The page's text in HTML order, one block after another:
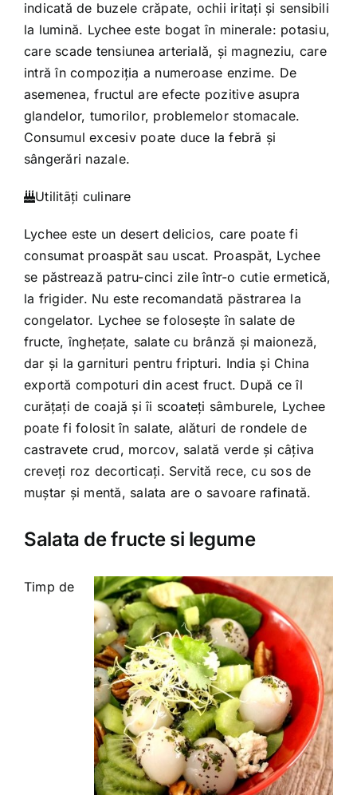
indicată de buzele crăpate, ochii iritaţi şi sensibili
la lumină. Lychee este bogat în minerale: potasiu,
care scade tensiunea arterială, şi magneziu, care
intră în compoziţia a numeroase enzime. De
asemenea, fructul are efecte pozitive asupra
glandelor, tumorilor, problemelor stomacale.
Consumul excesiv poate duce la febră şi
sângerări nazale.
Utilitãţi culinare
Lychee este un desert delicios, care poate fi
consumat proaspăt sau uscat. Proaspăt, Lychee
se păstrează patru-cinci zile într-o cutie ermetică,
la frigider. Nu este recomandată păstrarea la
congelator. Lychee se foloseşte în salate de
fructe, îngheţate, salate cu brânză şi maioneză,
dar şi la garnituri pentru fripturi. India şi China
exportă compoturi din acest fruct. După ce îl
curăţaţi de coajă şi îi scoateţi sâmburele, Lychee
poate fi folosit în salate, alături de rondele de
castravete crud, morcov, salată verde şi câţiva
creveţi roz decorticaţi. Servită rece, cu sos de
muştar şi mentă, salata are o savoare rafinată.
Salata de fructe si legume
Timp de